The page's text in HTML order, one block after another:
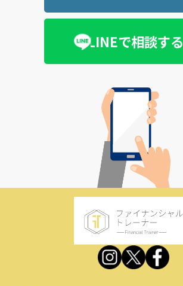
LINEで相談する